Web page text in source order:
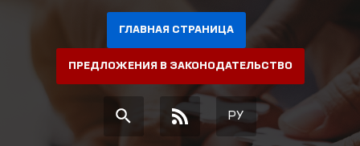
ГЛАВНАЯ СТРАНИЦА
ПРЕДЛОЖЕНИЯ В ЗАКОНОДАТЕЛЬСТВО
РУ